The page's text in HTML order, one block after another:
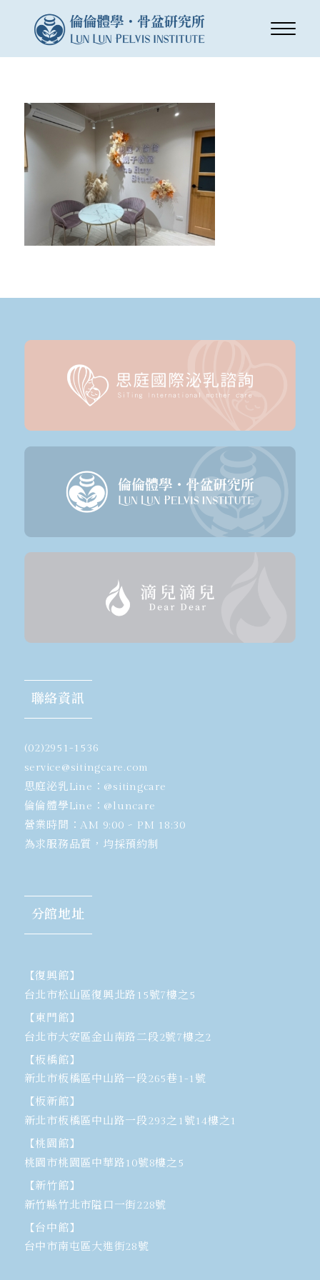
聯絡資訊
(02)2951-1536
​service@sitingcare.com
思庭泌乳Line： @sitingcare
倫倫體學Line： @luncare
營業時間：AM 9:00 ~ PM 18:30
為求服務品質，均採預約制
分館地址
【復興館】
台北市松山區復興北路15號7樓之5
【東門館】
台北市大安區金山南路二段2號7樓之2
【板橋館】
新北市板橋區中山路一段265巷1-1號
【板新館】
新北市板橋區中山路一段293之1號14樓之1
【桃園館】
桃園市桃園區中華路10號8樓之5
【新竹館】
新竹縣竹北市隘口一街228號
【台中館】
台中市南屯區大進街28號